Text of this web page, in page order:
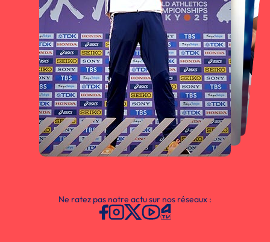
Ne ratez pas notre actu sur nos réseaux :